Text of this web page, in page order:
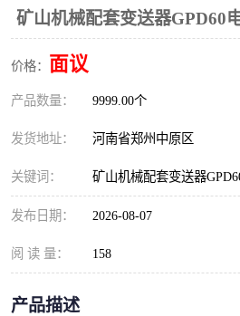
矿山机械配套变送器GPD60
价格： 面议
产品数量： 9999.00个
发货地址： 河南省郑州中原区
关键词： 矿山机械配套变送器
发布日期： 2026-08-07
阅 读 量： 158
产品描述